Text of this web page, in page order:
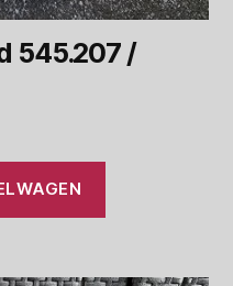
545.207 /